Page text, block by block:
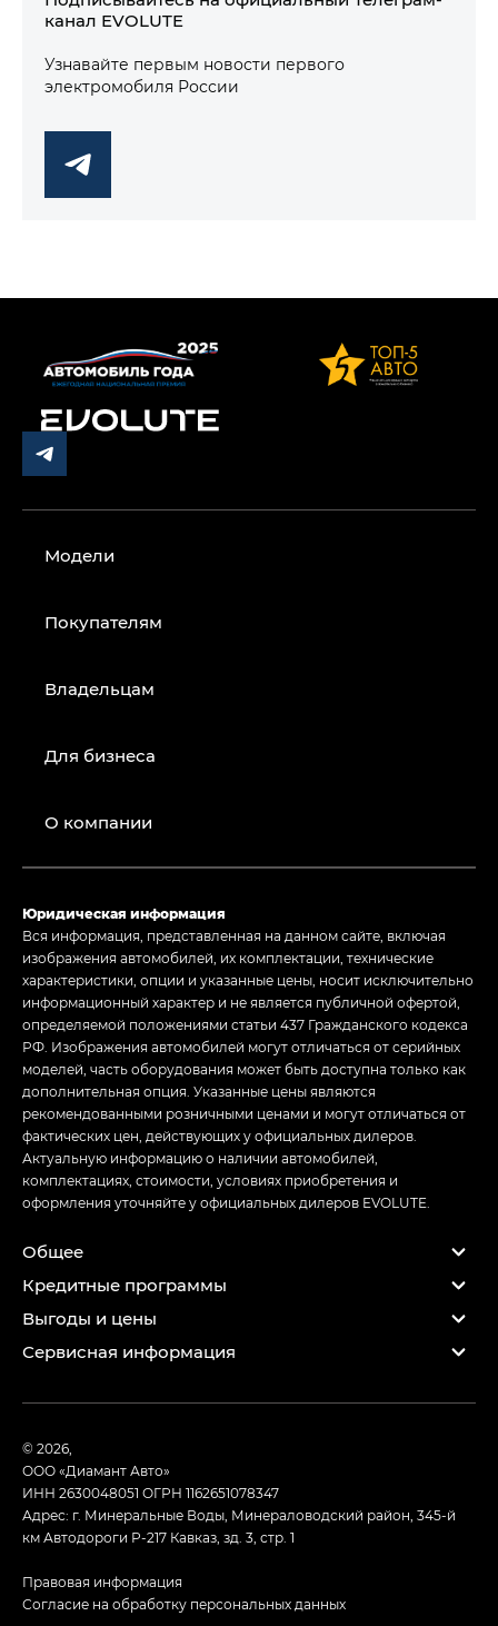
канал EVOLUTE
Узнавайте первым новости первого
электромобиля России
Модели
Покупателям
Владельцам
Для бизнеса
О компании
Юридическая информация
Вся информация, представленная на данном сайте, включая
изображения автомобилей, их комплектации, технические
характеристики, опции и указанные цены, носит исключительно
информационный характер и не является публичной офертой,
определяемой положениями статьи 437 Гражданского кодекса
РФ. Изображения автомобилей могут отличаться от серийных
моделей, часть оборудования может быть доступна только как
дополнительная опция. Указанные цены являются
рекомендованными розничными ценами и могут отличаться от
фактических цен, действующих у официальных дилеров.
Актуальную информацию о наличии автомобилей,
комплектациях, стоимости, условиях приобретения и
оформления уточняйте у официальных дилеров EVOLUTE.
Общее
Кредитные программы
Выгоды и цены
Сервисная информация
© 2026,
ООО «Диамант Авто»
ИНН 2630048051 ОГРН 1162651078347
Адрес: г. Минеральные Воды, Минераловодский район, 345-й
км Автодороги Р-217 Кавказ, зд. 3, стр. 1
Правовая информация
Согласие на обработку персональных данных